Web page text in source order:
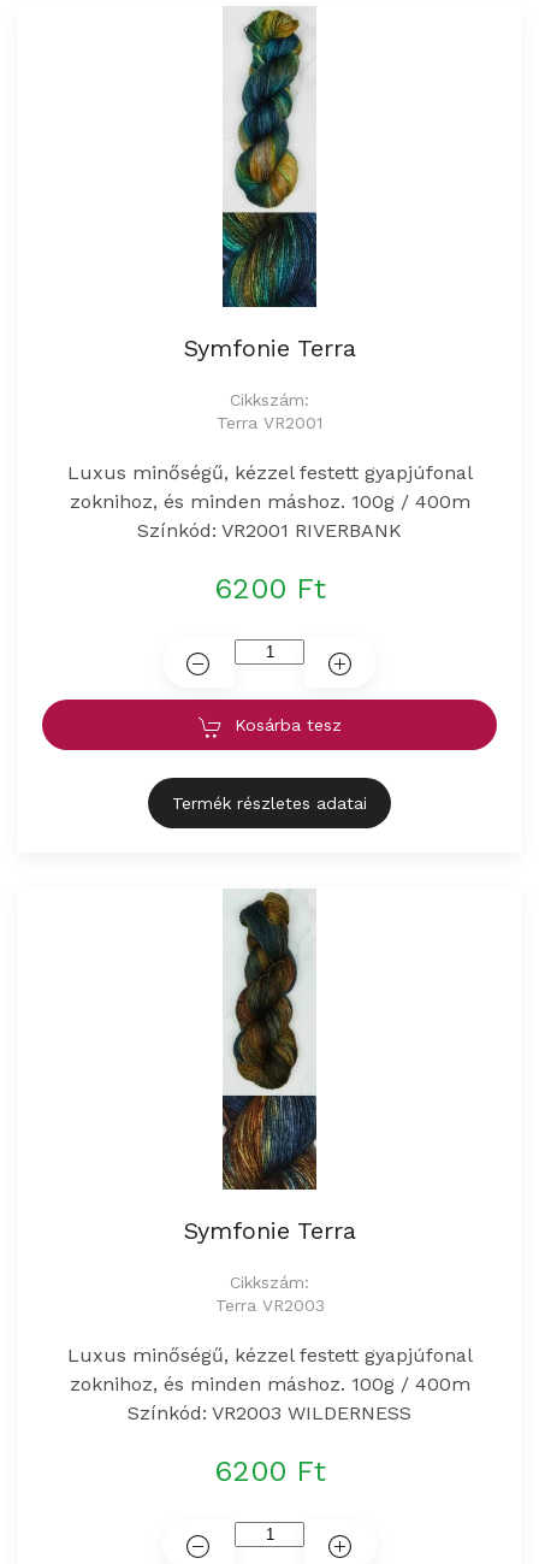
Symfonie Terra
Cikkszám:
Terra VR2001
Luxus minőségű, kézzel festett gyapjúfonal
zoknihoz, és minden máshoz. 100g / 400m
Színkód: VR2001 RIVERBANK
6200 Ft
Kosárba tesz
Termék részletes adatai
Symfonie Terra
Cikkszám:
Terra VR2003
Luxus minőségű, kézzel festett gyapjúfonal
zoknihoz, és minden máshoz. 100g / 400m
Színkód: VR2003 WILDERNESS
6200 Ft